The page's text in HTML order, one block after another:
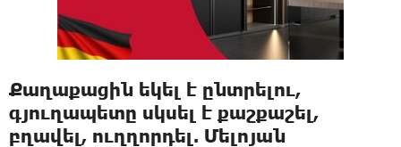
Քաղաքացին եկել է ընտրելու,
գյուղապետը սկսել է քաշքաշել,
բղավել, ուղղորդել. Մելոյան